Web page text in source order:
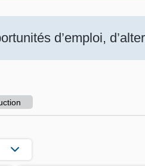
d’emploi,